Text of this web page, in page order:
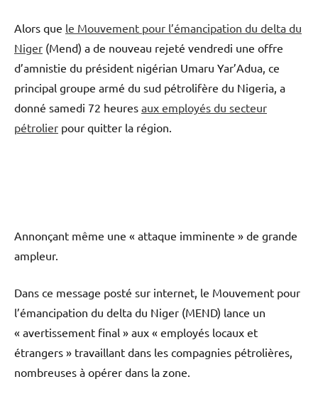
Alors que le Mouvement pour l’émancipation du delta du
Niger (Mend) a de nouveau rejeté vendredi une offre
d’amnistie du président nigérian Umaru Yar’Adua, ce
principal groupe armé du sud pétrolifère du Nigeria, a
donné samedi 72 heures aux employés du secteur
pétrolier pour quitter la région.
Annonçant même une « attaque imminente » de grande
ampleur.
Dans ce message posté sur internet, le Mouvement pour
l’émancipation du delta du Niger (MEND) lance un
« avertissement final » aux « employés locaux et
étrangers » travaillant dans les compagnies pétrolières,
nombreuses à opérer dans la zone.